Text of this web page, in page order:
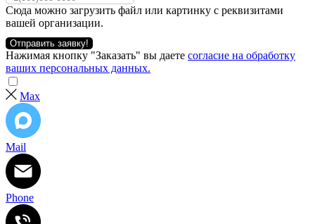
Сюда можно загрузить файл или картинку с реквизитами
вашей организации.
Отправить заявку!
Нажимая кнопку "Заказать" вы даете согласие на обработку
ваших персональных данных.
Max
Mail
Phone